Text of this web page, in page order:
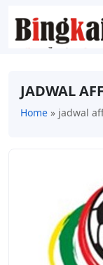
JADWAL AFF
Home » jadwal